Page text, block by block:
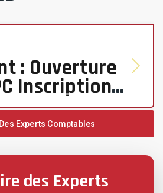
: Ouverture
Inscription
Next
Experts Comptables
des Experts